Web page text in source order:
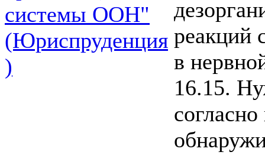
системы ООН"
(Юриспруденция
)
реакций
в
16.15.